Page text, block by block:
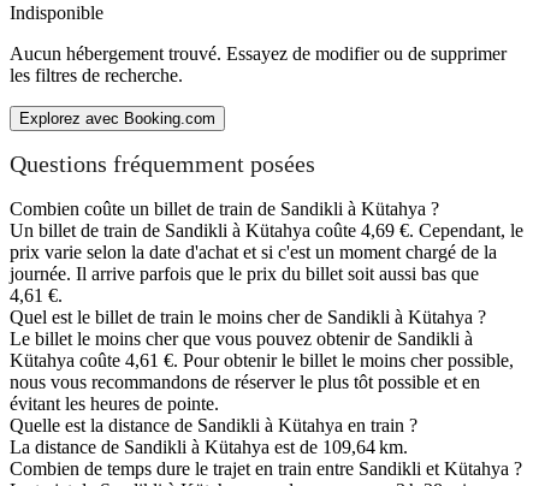
Indisponible
Aucun hébergement trouvé. Essayez de modifier ou de supprimer
les filtres de recherche.
Explorez avec Booking.com
Questions fréquemment posées
Combien coûte un billet de train de Sandikli à Kütahya ?
Un billet de train de Sandikli à Kütahya coûte 4,69 €. Cependant, le
prix varie selon la date d'achat et si c'est un moment chargé de la
journée. Il arrive parfois que le prix du billet soit aussi bas que
4,61 €.
Quel est le billet de train le moins cher de Sandikli à Kütahya ?
Le billet le moins cher que vous pouvez obtenir de Sandikli à
Kütahya coûte 4,61 €. Pour obtenir le billet le moins cher possible,
nous vous recommandons de réserver le plus tôt possible et en
évitant les heures de pointe.
Quelle est la distance de Sandikli à Kütahya en train ?
La distance de Sandikli à Kütahya est de 109,64 km.
Combien de temps dure le trajet en train entre Sandikli et Kütahya ?